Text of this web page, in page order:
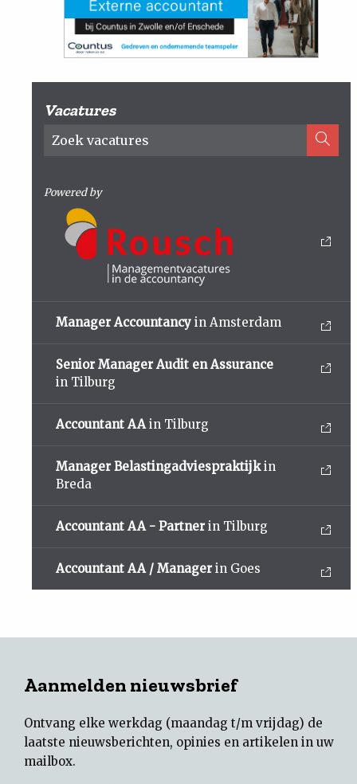
Vacatures
Powered by
Manager Accountancy in Amsterdam
Senior Manager Audit en Assurance
in Tilburg
Accountant AA in Tilburg
Manager Belastingadviespraktijkin
Breda
Accountant AA - Partner in Tilburg
Accountant AA / Manager in Goes
Aanmelden nieuwsbrief
Ontvang elke werkdag (maandag t/m vrijdag) de
laatste nieuwsberichten, opinies en artikelen in uw
mailbox.